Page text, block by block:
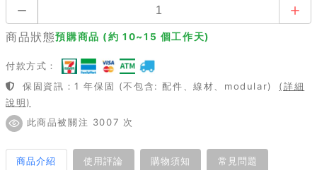
商品狀態預購商品 (約 10~15 個工作天)
付款方式：
保固資訊：1 年保固 (不包含: 配件、線材、modular)
(詳細
說明)
此商品被關注 3007 次
商品介紹 使用評論 購物須知 常見問題